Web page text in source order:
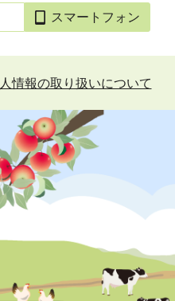
スマートフォン
情報の取り扱いについて